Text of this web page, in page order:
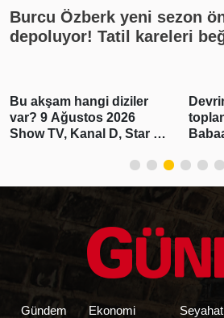
Burcu Özberk yeni sezon
depoluyor! Tatil kareleri
Bu akşam hangi diziler
var? 9 Ağustos 2026
Show TV, Kanal D, Star TV,
Gündem
Ekonomi
Seyahat